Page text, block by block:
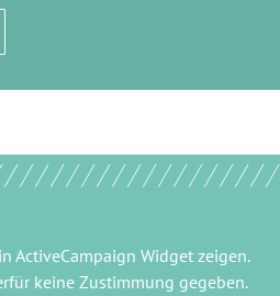
ActiveCampaign Widgetzeigen.
keine Zustimmung gegeben.